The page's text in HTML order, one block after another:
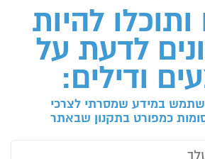
להיות
לדעת על
ודילים:
במידע שמסרתי לצרכי
כמפורט בתקנון שבאתר